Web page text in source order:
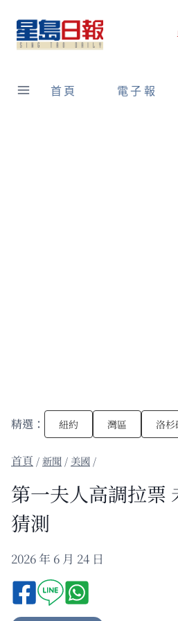
content
首頁 電子報
精選： 紐約 灣區 洛杉
/新聞 / 美國 /
第一夫人高調拉票
猜測
2026 年 6 月 24 日